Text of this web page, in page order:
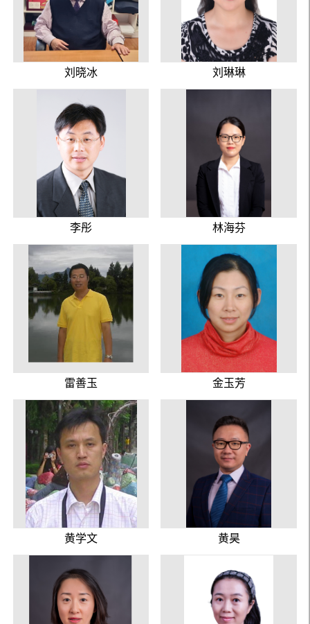
刘晓冰 刘琳琳
李彤 林海芬
雷善玉 金玉芳
黄学文 黄昊